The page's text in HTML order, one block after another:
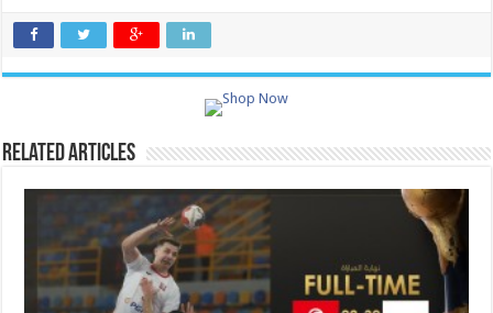
Related Articles